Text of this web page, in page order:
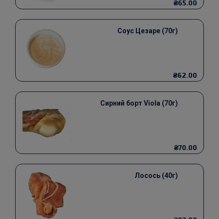
₴65.00
Соус Цезаре (70г)
₴62.00
Сирний борт Viola (70г)
₴70.00
Лосось (40г)